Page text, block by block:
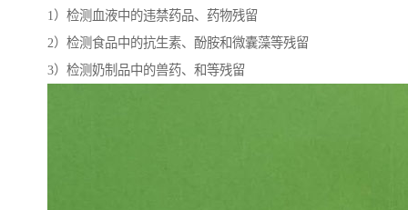
1）检测血液中的违禁药品、药物残留
2）检测食品中的抗生素、酚胺和微囊藻等残留
3）检测奶制品中的兽药、和等残留